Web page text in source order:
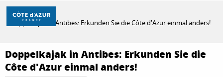
Aller
contenu
ENTDECKEN
Startseite
Doppelkajak in Antibes: Erkunden Sie die Côte d'Azur einmal anders!
Doppelkajak in Antibes: Erkunden Sie die
Côte d'Azur einmal anders!